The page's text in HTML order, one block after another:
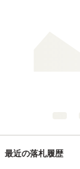
最近の落札履歴